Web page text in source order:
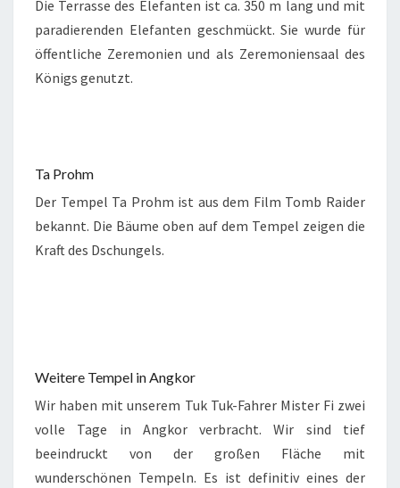
Die Terrasse des Elefanten ist ca. 350 m lang und mit
paradierenden Elefanten geschmückt. Sie wurde für
öffentliche Zeremonien und als Zeremoniensaal des
Königs genutzt.
Ta Prohm
Der Tempel Ta Prohm ist aus dem Film Tomb Raider
bekannt. Die Bäume oben auf dem Tempel zeigen die
Kraft des Dschungels.
Weitere Tempel in Angkor
Wir haben mit unserem Tuk Tuk-Fahrer Mister Fi zwei
volle Tage in Angkor verbracht. Wir sind tief
beeindruckt von der großen Fläche mit
wunderschönen Tempeln. Es ist definitiv eines der